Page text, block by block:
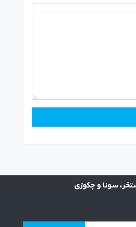
سونا و جکوزی